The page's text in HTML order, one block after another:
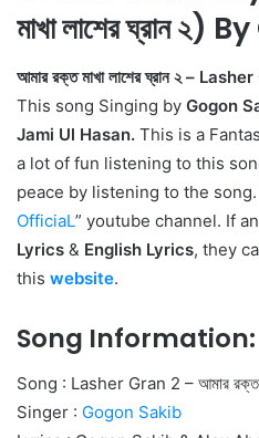
মাখা লাশের ঘ্রান
আমার রক্ত মাখা লাশের ঘ্রান ২ –
This song Singing by Gogon
Jami Ul Hasan. This is a
a lot of fun listening to this
peace by listening to the
OfficiaL” youtube channel. If
Lyrics & English Lyrics, they
this website.
Song Information:
Song : Lasher Gran 2 – আমার রক্ত
Singer : Gogon Sakib